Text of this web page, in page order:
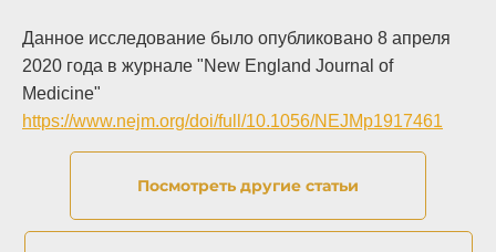
Данное исследование было опубликовано 8 апреля
2020 года в журнале "New England Journal of
Medicine"
https://www.nejm.org/doi/full/10.1056/NEJMp1917461
Посмотреть другие статьи